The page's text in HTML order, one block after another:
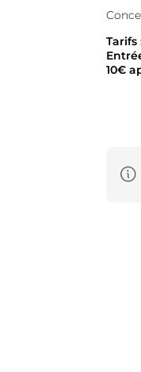
Tarifs
10€